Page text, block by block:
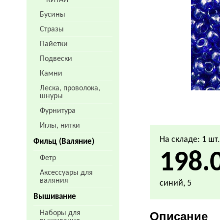
Бусины
Стразы
Пайетки
Подвески
Камни
Леска, проволока,
шнуры
Фурнитура
Иглы, нитки
Фильц (Валяние)
Фетр
Аксессуары для
валяния
Вышивание
Наборы для
На складе: 1 шт.
синий, 5
Описание